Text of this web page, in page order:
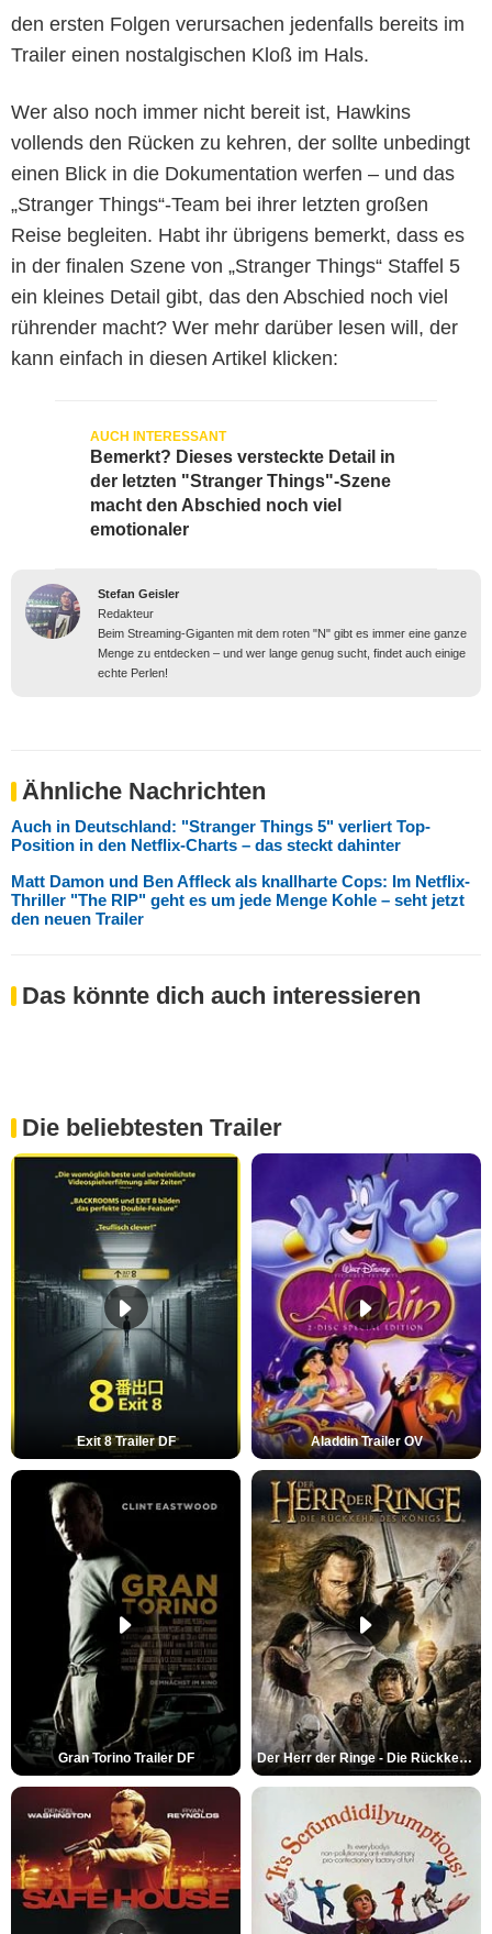
den ersten Folgen verursachen jedenfalls bereits im
Trailer einen nostalgischen Kloß im Hals.
Wer also noch immer nicht bereit ist, Hawkins
vollends den Rücken zu kehren, der sollte unbedingt
einen Blick in die Dokumentation werfen – und das
„Stranger Things“-Team bei ihrer letzten großen
Reise begleiten. Habt ihr übrigens bemerkt, dass es
in der finalen Szene von „Stranger Things“ Staffel 5
ein kleines Detail gibt, das den Abschied noch viel
rührender macht? Wer mehr darüber lesen will, der
kann einfach in diesen Artikel klicken:
Bemerkt? Dieses versteckte Detail in
der letzten "Stranger Things"-Szene
macht den Abschied noch viel
emotionaler
Stefan Geisler
Redakteur
Beim Streaming-Giganten mit dem roten "N" gibt es immer eine ganze
Menge zu entdecken – und wer lange genug sucht, findet auch einige
echte Perlen!
Ähnliche Nachrichten
Auch in Deutschland: "Stranger Things 5" verliert Top-
Position in den Netflix-Charts – das steckt dahinter
Matt Damon und Ben Affleck als knallharte Cops: Im Netflix-
Thriller "The RIP" geht es um jede Menge Kohle – seht jetzt
den neuen Trailer
Das könnte dich auch interessieren
Die beliebtesten Trailer
Exit 8 Trailer DF Aladdin Trailer OV
Gran Torino Trailer DF Der Herr der Ringe - Die Rückkehr des Königs Trailer OV